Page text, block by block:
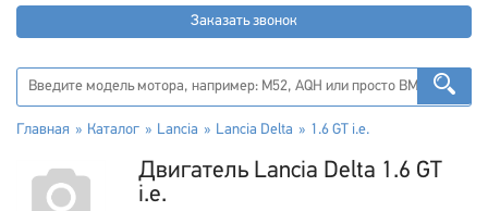
Заказать звонок
Главная Каталог Lancia Lancia Delta 1.6 GT i.e.
Двигатель Lancia Delta 1.6 GT
i.e.